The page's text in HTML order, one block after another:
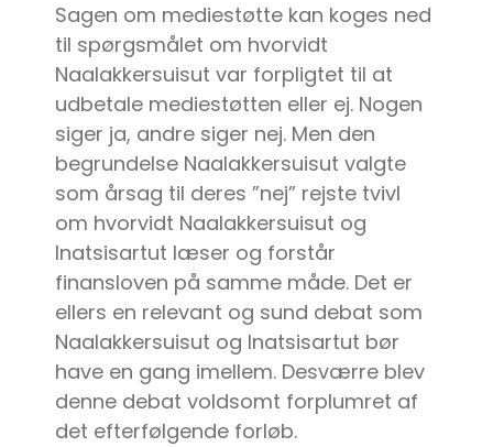
Sagen om mediestøtte kan koges ned
til spørgsmålet om hvorvidt
Naalakkersuisut var forpligtet til at
udbetale mediestøtten eller ej. Nogen
siger ja, andre siger nej. Men den
begrundelse Naalakkersuisut valgte
som årsag til deres ”nej” rejste tvivl
om hvorvidt Naalakkersuisut og
Inatsisartut læser og forstår
finansloven på samme måde. Det er
ellers en relevant og sund debat som
Naalakkersuisut og Inatsisartut bør
have en gang imellem. Desværre blev
denne debat voldsomt forplumret af
det efterfølgende forløb.